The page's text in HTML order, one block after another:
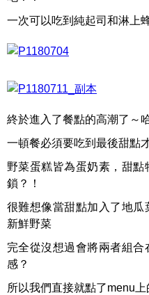
一次可以吃到純起司和淋上
終於進入了餐點的高潮了～
一頓餐必須要吃到最後甜點
野菜蛋糕皆為蛋奶素，甜
鎖？！
很難想像當甜點加入了地
新鮮野菜
完全從沒想過會將兩者組
感？
所以我們直接就點了menu上